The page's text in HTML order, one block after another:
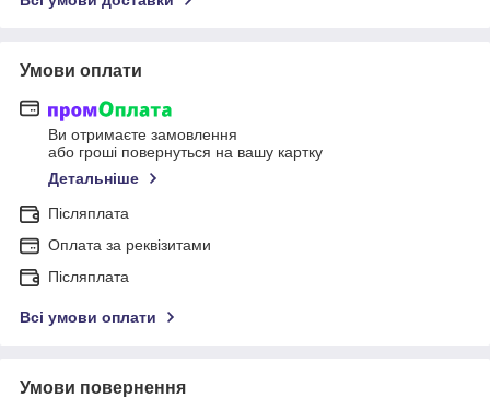
Умови оплати
Ви отримаєте замовлення
або гроші повернуться на вашу картку
Детальніше
Післяплата
Оплата за реквізитами
Післяплата
Всі умови оплати
Умови повернення